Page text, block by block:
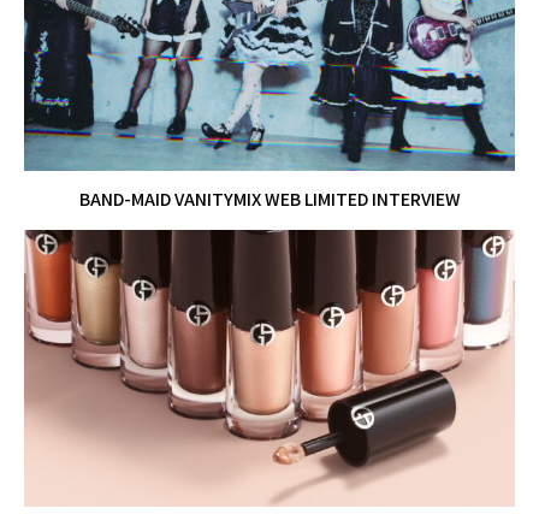
BAND-MAID VANITYMIX WEB LIMITED INTERVIEW